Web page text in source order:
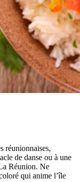
réunionnaises,
de danse ou à une
Réunion. Ne
qui anime l’île